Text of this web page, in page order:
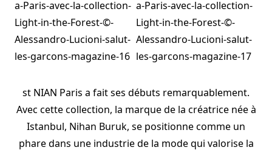
st NIAN Paris a fait ses débuts remarquablement.
Avec cette collection, la marque de la créatrice née à
Istanbul, Nihan Buruk, se positionne comme un
phare dans une industrie de la mode qui valorise la